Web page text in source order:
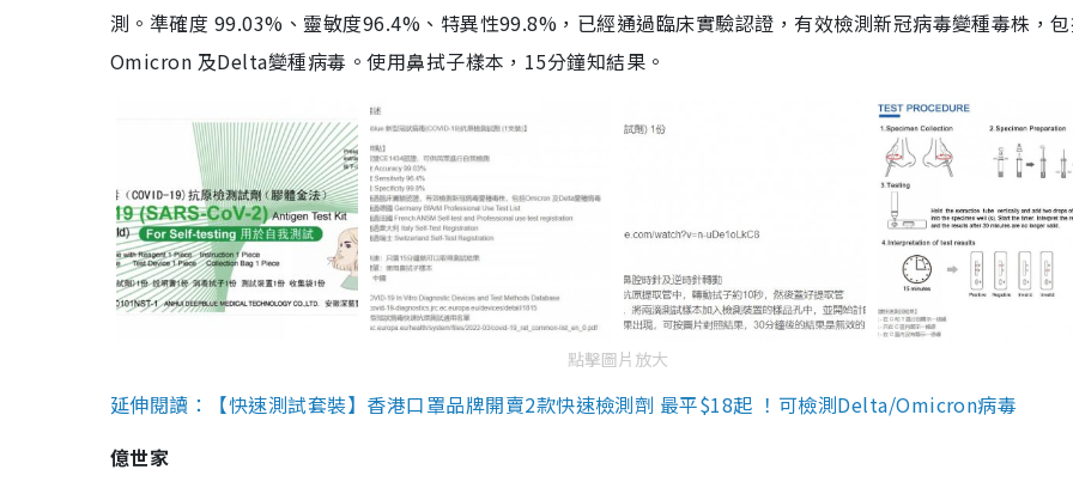
測。準確度 99.03%、靈敏度96.4%、特異性99.8%，已經通過臨床實驗認證，有效檢測新冠病毒變種毒株，
Omicron 及Delta變種病毒。使用鼻拭子樣本，15分鐘知結果。
點擊圖片放大
延伸閱讀：【快速測試套裝】香港口罩品牌開賣2款快速檢測劑 最平$18起 ！可檢測Delta/Omicron病毒
億世家